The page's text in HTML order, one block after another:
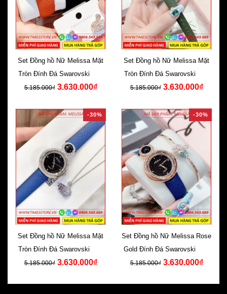
Set Đồng hồ Nữ Melissa Mặt
Tròn Đính Đá Swarovski Dây
Da Cam
5.185.000₫ 3.630.000₫
Set Đồng hồ Nữ Melissa Mặt
Tròn Đính Đá Swarovski Dây
Da Xanh
5.185.000₫ 3.630.000₫
-30%
Set Đồng hồ Nữ Melissa Mặt
Tròn Đính Đá Swarovski Dây
Da Xanh
5.185.000₫ 3.630.000₫
-30%
Set Đồng hồ Nữ Melissa Rose
Gold Đính Đá Swarovski Dây
Da Xanh
5.185.000₫ 3.630.000₫